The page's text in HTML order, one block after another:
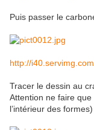
Puis passer le
http://
Tracer le dessin au
Attention ne faire
l’intérieur des formes)